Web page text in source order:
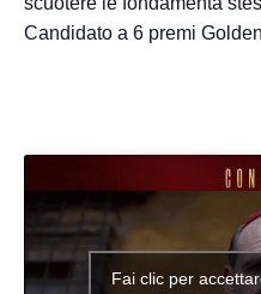
Candidato a 6 premi
Fai clic per